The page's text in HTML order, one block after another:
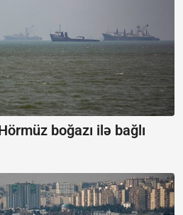
boğazı ilə bağlı